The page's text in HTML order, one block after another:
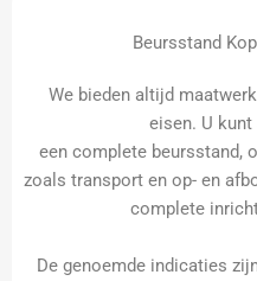
Beursstand
We bieden altijd
eisen. U
een complete beursstand,
zoals transport en op- en
complete
De genoemde indicaties